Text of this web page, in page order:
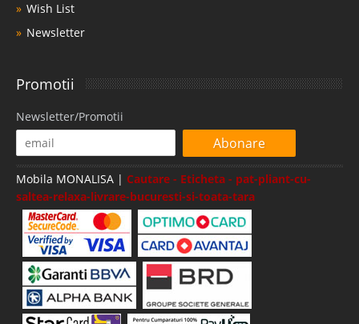
Wish List
Newsletter
Promotii
Newsletter/Promotii
Abonare
Mobila MONALISA | Cautare - Eticheta - pat-pliant-cu-
saltea-relaxa-livrare-bucuresti-si-toata-tara